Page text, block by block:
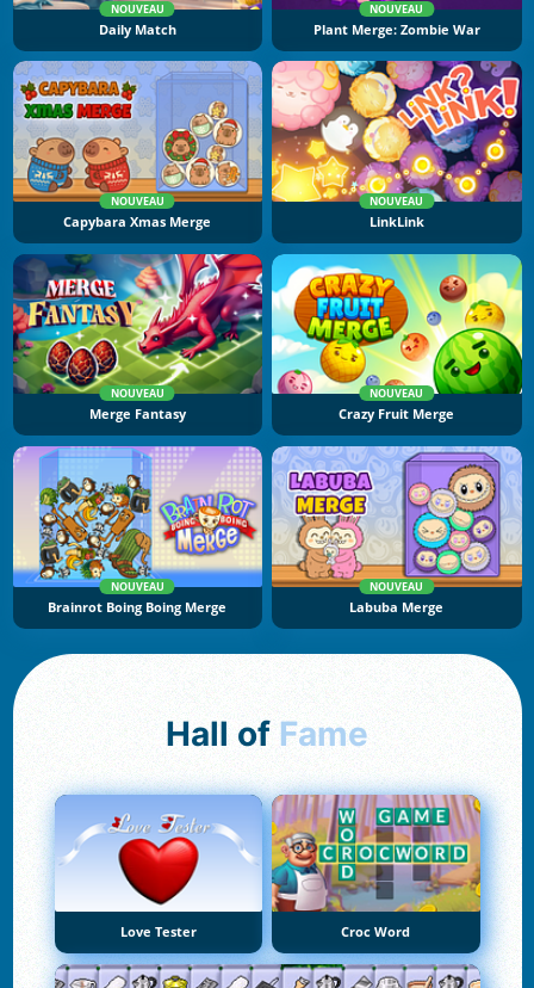
NOUVEAU
Daily Match
NOUVEAU
Plant Merge: Zombie War
NOUVEAU
Capybara Xmas Merge
NOUVEAU
LinkLink
NOUVEAU
Merge Fantasy
NOUVEAU
Crazy Fruit Merge
NOUVEAU
Brainrot Boing Boing Merge
NOUVEAU
Labuba Merge
Hall of Fame
Love Tester Croc Word